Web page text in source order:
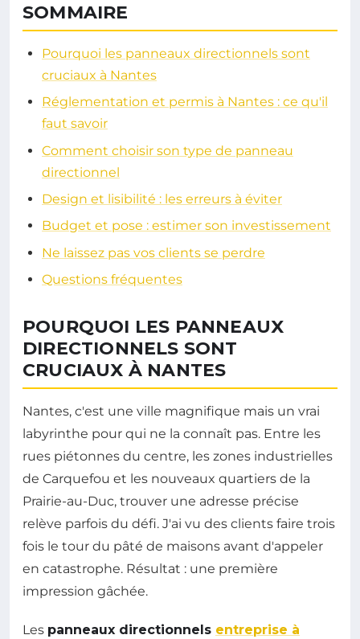
SOMMAIRE
Pourquoi les panneaux directionnels sont
cruciaux à Nantes
Réglementation et permis à Nantes : ce qu'il
faut savoir
Comment choisir son type de panneau
directionnel
Design et lisibilité : les erreurs à éviter
Budget et pose : estimer son investissement
Ne laissez pas vos clients se perdre
Questions fréquentes
POURQUOI LES PANNEAUX
DIRECTIONNELS SONT
CRUCIAUX À NANTES
Nantes, c'est une ville magnifique mais un vrai
labyrinthe pour qui ne la connaît pas. Entre les
rues piétonnes du centre, les zones industrielles
de Carquefou et les nouveaux quartiers de la
Prairie-au-Duc, trouver une adresse précise
relève parfois du défi. J'ai vu des clients faire trois
fois le tour du pâté de maisons avant d'appeler
en catastrophe. Résultat : une première
impression gâchée.
Les panneaux directionnels entreprise à